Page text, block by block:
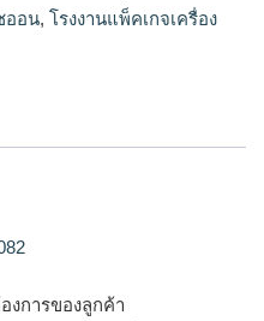
ออน, โรงงานแพ็คเกจเครื่อง
งการของลูกค้า